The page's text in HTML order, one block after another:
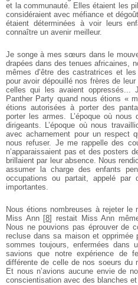
et la communauté. Elles étaient les
considéraient avec méfiance et
étaient déterminées à voir leurs
connaître un avenir meilleur.
Je songe à mes sœurs dans le
drapées dans des tenues africaines,
mêmes d’être des castratrices et
pour avoir dépouillé nos frères de
celles qui les avaient oppressés...
Panther Party quand nous étions «
étions autorisées à porter des
porter les armes. L’époque où
dirigeants. L’époque où nous
avec acharnement pour un respect
nous refuser. Je me rappelle des
n’apparaissaient pas et des posters
brillaient par leur absence. Nous
assumer la charge des enfants
occupations ou partait, appelé
importantes.
Nous étions nombreuses à rejeter le
Miss Ann[8]
restait Miss Ann
Nous ne pouvions pas éprouver de
recluse dans sa maison et
sommes toujours, enfermées dans
savions que notre expérience de
différente de celle de nos soeurs du
Et nous n’avions aucune envie de
conscientisation avec des blanches